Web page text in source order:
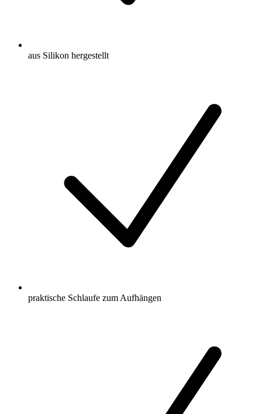
aus Silikon hergestellt
praktische Schlaufe zum Aufhängen